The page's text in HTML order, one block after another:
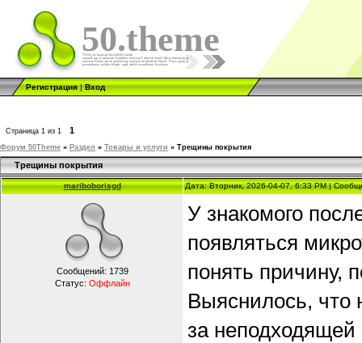
50.theme
Регистрация|Вход
Страница 1 из 1 1
Форум 50Theme » Раздел » Товары и услуги » Трещины покрытия
Трещины покрытия
mariboborisgd Дата: Вторник, 2026-04-07, 6:33 PM |
Сообщений: 1739
Статус: Оффлайн
У знакомого
появляться
понять причину,
Выяснилось, что
за